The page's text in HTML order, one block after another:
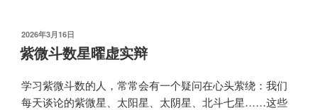
发
布
于
2026年3月16日
紫微斗数星曜虚实辩
学习紫微斗数的人，常常会有一个疑问在心头萦绕：我们
每天谈论的紫微星、太阳星、太阴星、北斗七星……这些